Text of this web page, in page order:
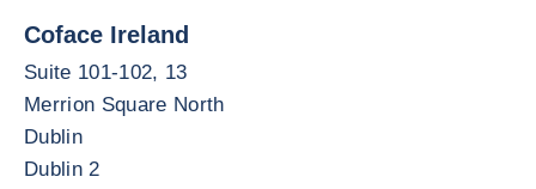
Coface Ireland
Suite 101-102, 13
Merrion Square North
Dublin
Dublin 2